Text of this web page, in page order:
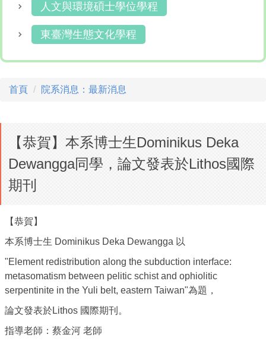
人文與環境碩士學位學程
東臺灣生態文化學程
首頁 院系消息：最新消息
【恭賀】本系博士生Dominikus Deka
Dewangga同學，論文發表於Lithos國際
期刊
【恭賀】
本系博士生 Dominikus Deka Dewangga 以
"Element redistribution along the subduction interface:
metasomatism between pelitic schist and ophiolitic
serpentinite in the Yuli belt, eastern Taiwan"為題，
論文發表於Lithos 國際期刊。
指導老師：蔡金河 老師